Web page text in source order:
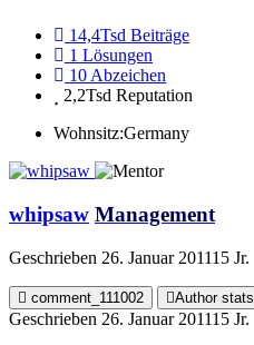
14,4Tsd Beiträge
1 Lösungen
10 Abzeichen
2,2Tsd Reputation
Wohnsitz:Germany
whipsaw Management
Geschrieben 26. Januar 201115 Jr.
comment_111002 Author stats
Geschrieben 26. Januar 201115 Jr.